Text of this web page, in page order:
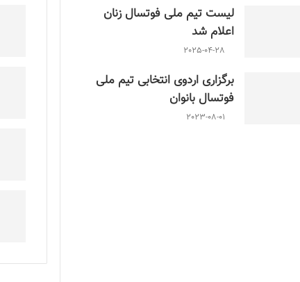
لیست تیم ملی فوتسال زنان
اعلام شد
2025-04-28
برگزاری اردوی انتخابی تیم ملی
فوتسال بانوان
2023-08-01